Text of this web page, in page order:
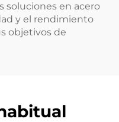
soluciones en acero
y el rendimiento
objetivos de